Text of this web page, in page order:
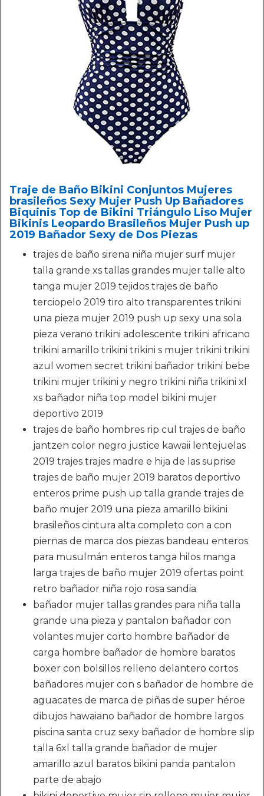
Traje de Baño Bikini Conjuntos Mujeres
brasileños Sexy Mujer Push Up Bañadores
Biquinis Top de Bikini Triángulo Liso Mujer
Bikinis Leopardo Brasileños Mujer Push up
2019 Bañador Sexy de Dos Piezas
trajes de baño sirena niña mujer surf mujer
talla grande xs tallas grandes mujer talle alto
tanga mujer 2019 tejidos trajes de baño
terciopelo 2019 tiro alto transparentes trikini
una pieza mujer 2019 push up sexy una sola
pieza verano trikini adolescente trikini africano
trikini amarillo trikini trikini s mujer trikini trikini
azul women secret trikini bañador trikini bebe
trikini mujer trikini y negro trikini niña trikini xl
xs bañador niña top model bikini mujer
deportivo 2019
trajes de baño hombres rip cul trajes de baño
jantzen color negro justice kawaii lentejuelas
2019 trajes trajes madre e hija de las suprise
trajes de baño mujer 2019 baratos deportivo
enteros prime push up talla grande trajes de
baño mujer 2019 una pieza amarillo bikini
brasileños cintura alta completo con a con
piernas de marca dos piezas bandeau enteros
para musulmán enteros tanga hilos manga
larga trajes de baño mujer 2019 ofertas point
retro bañador niña rojo rosa sandia
bañador mujer tallas grandes para niña talla
grande una pieza y pantalon bañador con
volantes mujer corto hombre bañador de
carga hombre bañador de hombre baratos
boxer con bolsillos relleno delantero cortos
bañadores mujer con s bañador de hombre de
aguacates de marca de piñas de super héroe
dibujos hawaiano bañador de hombre largos
piscina santa cruz sexy bañador de hombre slip
talla 6xl talla grande bañador de mujer
amarillo azul baratos bikini panda pantalon
parte de abajo